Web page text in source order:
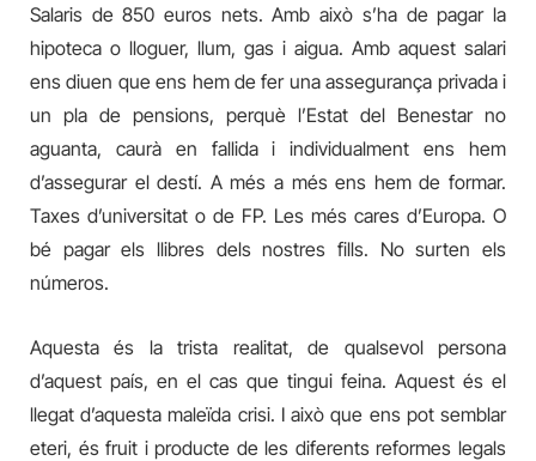
Salaris de 850 euros nets. Amb això s’ha de pagar la
hipoteca o lloguer, llum, gas i aigua. Amb aquest salari
ens diuen que ens hem de fer una assegurança privada i
un pla de pensions, perquè l’Estat del Benestar no
aguanta, caurà en fallida i individualment ens hem
d’assegurar el destí. A més a més ens hem de formar.
Taxes d’universitat o de FP. Les més cares d’Europa. O
bé pagar els llibres dels nostres fills. No surten els
números.
Aquesta és la trista realitat, de qualsevol persona
d’aquest país, en el cas que tingui feina. Aquest és el
llegat d’aquesta maleïda crisi. I això que ens pot semblar
eteri, és fruit i producte de les diferents reformes legals